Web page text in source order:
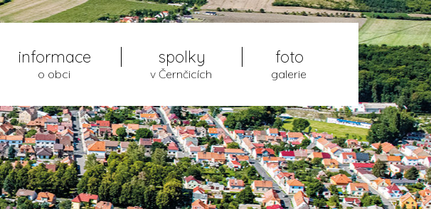
informace
o obci
spolky
v Černčicích
foto
galerie